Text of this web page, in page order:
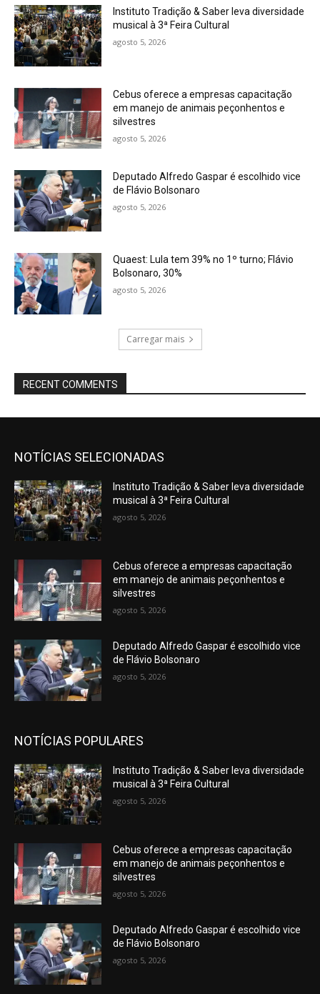
Instituto Tradição & Saber leva diversidade
musical à 3ª Feira Cultural
agosto 5, 2026
Cebus oferece a empresas capacitação
em manejo de animais peçonhentos e
silvestres
agosto 5, 2026
Deputado Alfredo Gaspar é escolhido vice
de Flávio Bolsonaro
agosto 5, 2026
Quaest: Lula tem 39% no 1º turno; Flávio
Bolsonaro, 30%
agosto 5, 2026
Carregar mais
RECENT COMMENTS
NOTÍCIAS SELECIONADAS
Instituto Tradição & Saber leva diversidade
musical à 3ª Feira Cultural
agosto 5, 2026
Cebus oferece a empresas capacitação
em manejo de animais peçonhentos e
silvestres
agosto 5, 2026
Deputado Alfredo Gaspar é escolhido vice
de Flávio Bolsonaro
agosto 5, 2026
NOTÍCIAS POPULARES
Instituto Tradição & Saber leva diversidade
musical à 3ª Feira Cultural
agosto 5, 2026
Cebus oferece a empresas capacitação
em manejo de animais peçonhentos e
silvestres
agosto 5, 2026
Deputado Alfredo Gaspar é escolhido vice
de Flávio Bolsonaro
agosto 5, 2026